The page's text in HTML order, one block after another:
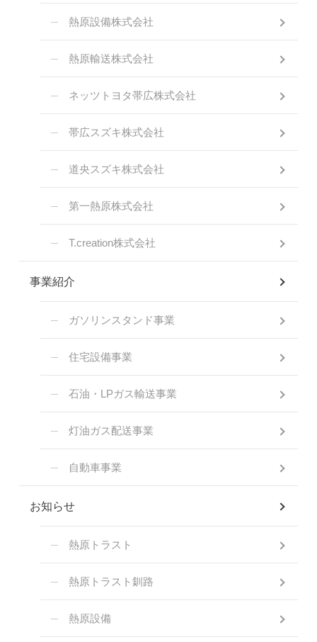
熱原設備株式会社
熱原輸送株式会社
ネッツトヨタ帯広株式会社
帯広スズキ株式会社
道央スズキ株式会社
第一熱原株式会社
T.creation株式会社
事業紹介
ガソリンスタンド事業
住宅設備事業
石油・LPガス輸送事業
灯油ガス配送事業
自動車事業
お知らせ
熱原トラスト
熱原トラスト釧路
熱原設備